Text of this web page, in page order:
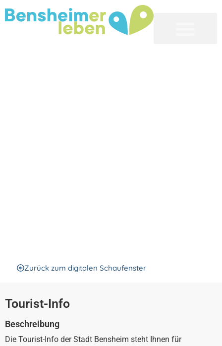
Zurück zum digitalen Schaufenster
Tourist-Info
Beschreibung
Die Tourist-Info der Stadt Bensheim steht Ihnen für